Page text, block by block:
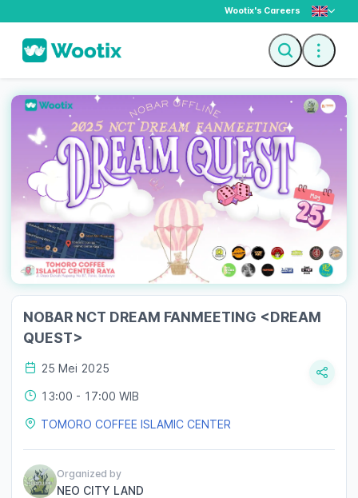
Wootix's Careers
NOBAR NCT DREAM FANMEETING <DREAM
QUEST>
25 Mei 2025
13:00 - 17:00 WIB
TOMORO COFFEE ISLAMIC CENTER
Organized by
NEO CITY LAND
Description
Ticket